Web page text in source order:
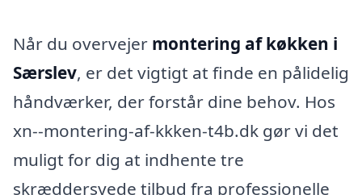
Når du overvejer montering af køkken i
Særslev, er det vigtigt at finde en pålidelig
håndværker, der forstår dine behov. Hos
xn--montering-af-kkken-t4b.dk gør vi det
muligt for dig at indhente tre
skræddersyede tilbud fra professionelle